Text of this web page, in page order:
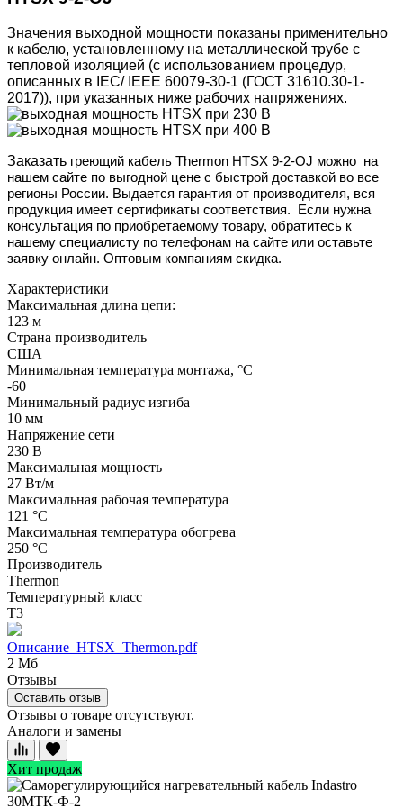
Значения выходной мощности показаны применительно
к кабелю, установленному на металлической трубе с
тепловой изоляцией (с использованием процедур,
описанных в IEC/ IEEE 60079-30-1 (ГОСТ 31610.30-1-
2017)), при указанных ниже рабочих напряжениях.
Заказать греющий кабель Thermon HTSX 9-2-OJ можно на
нашем сайте по выгодной цене с быстрой доставкой во все
регионы России. Выдается гарантия от производителя, вся
продукция имеет сертификаты соответствия. Если нужна
консультация по приобретаемому товару, обратитесь к
нашему специалисту по телефонам на сайте или оставьте
заявку онлайн. Оптовым компаниям скидка.
Характеристики
Максимальная длина цепи:
123 м
Страна производитель
США
Минимальная температура монтажа, °С
-60
Минимальный радиус изгиба
10 мм
Напряжение сети
230 В
Максимальная мощность
27 Вт/м
Максимальная рабочая температура
121 °C
Максимальная температура обогрева
250 °C
Производитель
Thermon
Температурный класс
Т3
Описание_HTSX_Thermon.pdf
2 Мб
Отзывы
Оставить отзыв
Отзывы о товаре отсутствуют.
Аналоги и замены
Хит продаж